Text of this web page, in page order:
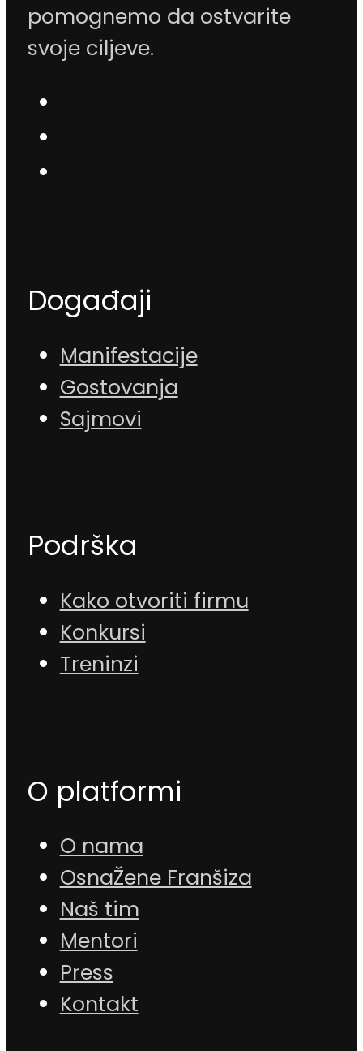
pomognemo da ostvarite
svoje ciljeve.
Događaji
Manifestacije
Gostovanja
Sajmovi
Podrška
Kako otvoriti firmu
Konkursi
Treninzi
O platformi
O nama
OsnaŽene Franšiza
Naš tim
Mentori
Press
Kontakt